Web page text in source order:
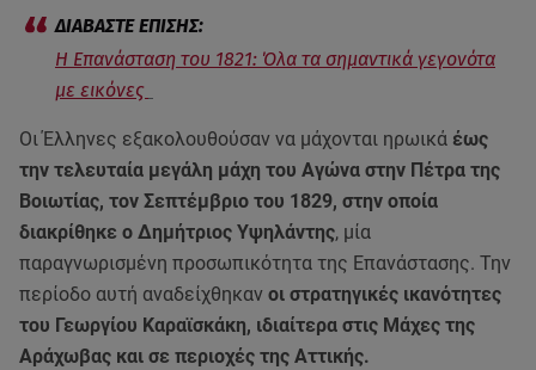
Η Επανάσταση του 1821: Όλα τα σημαντικά γεγονότα
με εικόνες
Οι Έλληνες εξακολουθούσαν να μάχονται ηρωικά έως
την τελευταία μεγάλη μάχη του Αγώνα στην Πέτρα της
Βοιωτίας, τον Σεπτέμβριο του 1829, στην οποία
διακρίθηκε ο Δημήτριος Υψηλάντης, μία
παραγνωρισμένη προσωπικότητα της Επανάστασης. Την
περίοδο αυτή αναδείχθηκαν οι στρατηγικές ικανότητες
του Γεωργίου Καραϊσκάκη, ιδιαίτερα στις Μάχες της
Αράχωβας και σε περιοχές της Αττικής.